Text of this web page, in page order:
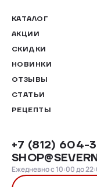
КАТАЛОГ
АКЦИИ
СКИДКИ
НОВИНКИ
ОТЗЫВЫ
СТАТЬИ
РЕЦЕПТЫ
+7 (812) 604-
Ежедневно с 10:00 до